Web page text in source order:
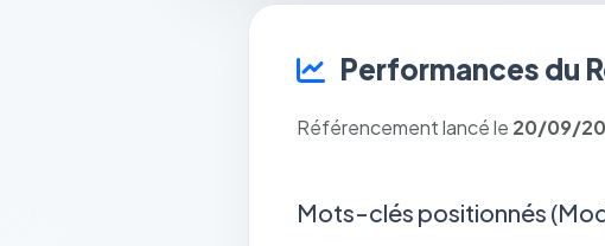
Performances du
Référencement lancé le 20/09/
Mots-clés positionnés